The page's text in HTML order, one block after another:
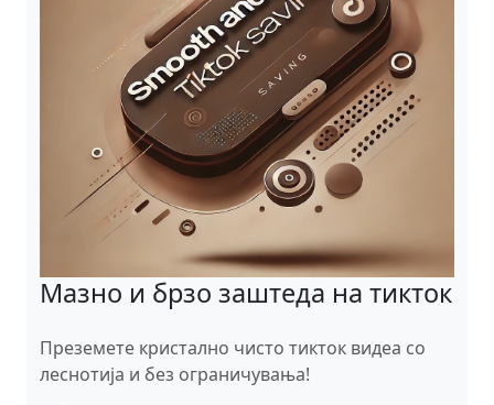
Мазно и брзо заштеда на тикток
Преземете кристално чисто тикток видеа со
леснотија и без ограничувања!